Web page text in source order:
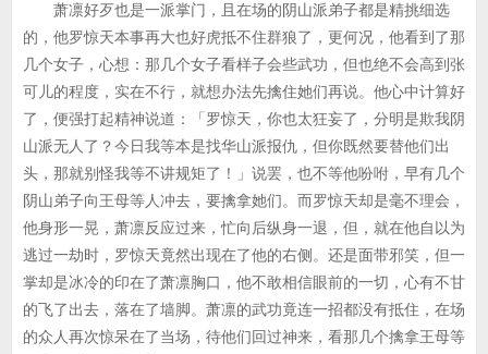
萧凛好歹也是一派掌门，且在场的阴山派弟子都是精挑细选
的，他罗惊天本事再大也好虎抵不住群狼了，更何况，他看到了那
几个女子，心想：那几个女子看样子会些武功，但也绝不会高到张
可儿的程度，实在不行，就想办法先擒住她们再说。他心中计算好
了，便强打起精神说道：「罗惊天，你也太狂妄了，分明是欺我阴
山派无人了？今日我等本是找华山派报仇，但你既然要替他们出
头，那就别怪我等不讲规矩了！」说罢，也不等他吩咐，早有几个
阴山弟子向王母等人冲去，要擒拿她们。而罗惊天却是毫不理会，
他身形一晃，萧凛反应过来，忙向后纵身一退，但，就在他自以为
逃过一劫时，罗惊天竟然出现在了他的右侧。还是面带邪笑，但一
掌却是冰冷的印在了萧凛胸口，他不敢相信眼前的一切，心有不甘
的飞了出去，落在了墙脚。萧凛的武功竟连一招都没有抵住，在场
的众人再次惊呆在了当场，待他们回过神来，看那几个擒拿王母等